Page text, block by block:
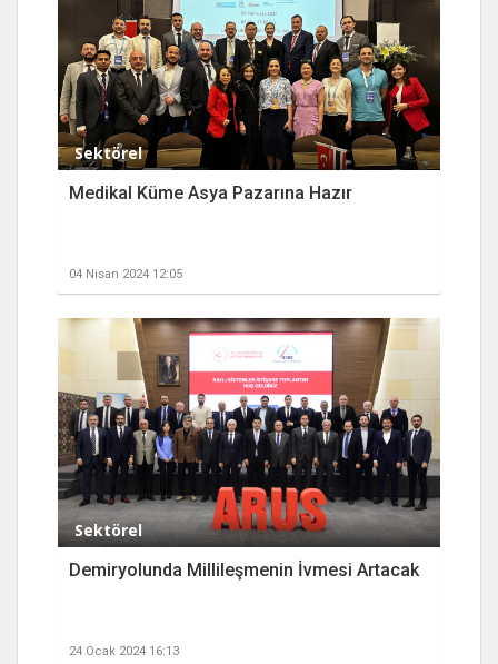
Sektörel
Medikal Küme Asya Pazarına Hazır
04 Nisan 2024 12:05
Sektörel
Demiryolunda Millileşmenin İvmesi Artacak
24 Ocak 2024 16:13